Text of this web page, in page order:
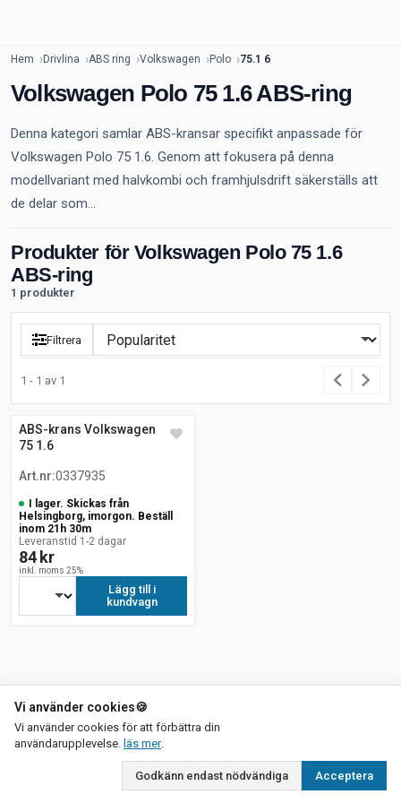
Hem Drivlina ABS ring Volkswagen Polo 75.1 6
Volkswagen Polo 75 1.6 ABS-ring
Denna kategori samlar ABS-kransar specifikt anpassade för
Volkswagen Polo 75 1.6. Genom att fokusera på denna
modellvariant med halvkombi och framhjulsdrift säkerställs att
de delar som...
Produkter för Volkswagen Polo 75 1.6
ABS-ring
1 produkter
Filtrera
1 - 1 av 1
ABS-krans Volkswagen Polo
75 1.6
Art.nr:0337935
I lager. Skickas från
Helsingborg, imorgon. Beställ
inom 21h 30m
Leveranstid 1-2 dagar
84 kr
inkl. moms 25%
Lägg till i
kundvagn
Vi använder cookies🍪
Vi använder cookies för att förbättra din
användarupplevelse. läs merom vår integritetspolicy
.
Godkänn endast nödvändiga Acceptera